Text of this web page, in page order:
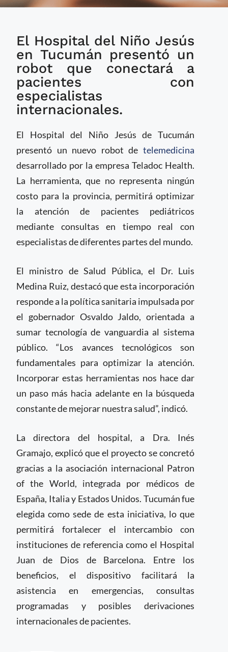
incorpora robot de
telemedicina para
fortalecer atención
pediátrica
El Hospital del Niño Jesús
en Tucumán presentó un
robot que conectará a
pacientes con
especialistas
internacionales.
El Hospital del Niño Jesús de Tucumán
presentó un nuevo robot de telemedicina
desarrollado por la empresa Teladoc Health.
La herramienta, que no representa ningún
costo para la provincia, permitirá optimizar
la atención de pacientes pediátricos
mediante consultas en tiempo real con
especialistas de diferentes partes del mundo.
El ministro de Salud Pública, el Dr. Luis
Medina Ruiz, destacó que esta incorporación
responde a la política sanitaria impulsada por
el gobernador Osvaldo Jaldo, orientada a
sumar tecnología de vanguardia al sistema
público. “Los avances tecnológicos son
fundamentales para optimizar la atención.
Incorporar estas herramientas nos hace dar
un paso más hacia adelante en la búsqueda
constante de mejorar nuestra salud”, indicó.
La directora del hospital, a Dra. Inés
Gramajo, explicó que el proyecto se concretó
gracias a la asociación internacional Patron
of the World, integrada por médicos de
España, Italia y Estados Unidos. Tucumán fue
elegida como sede de esta iniciativa, lo que
permitirá fortalecer el intercambio con
instituciones de referencia como el Hospital
Juan de Dios de Barcelona. Entre los
beneficios, el dispositivo facilitará la
asistencia en emergencias, consultas
programadas y posibles derivaciones
internacionales de pacientes.